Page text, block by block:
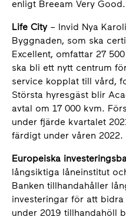
enligt Breeam Very Good.
Life City– Invid Nya
Byggnaden, som ska
Excellent, omfattar 27
ska bli ett nytt centrum
service kopplat till vård,
Största hyresgäst blir
avtal om 17 000 kvm.
under fjärde kvartalet
färdigt under våren 2022.
Europeiska
långsiktiga låneinstitut
Banken tillhandahåller
investeringar för att
under 2019 tillhandahöll